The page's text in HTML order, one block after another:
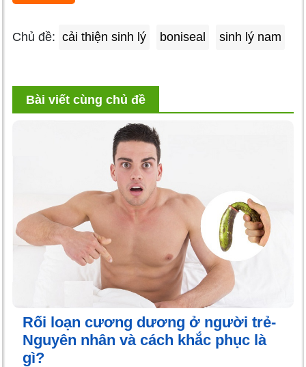
Chủ đề: cải thiện sinh lý boniseal sinh lý nam
Bài viết cùng chủ đề
Rối loạn cương dương ở người trẻ-
Nguyên nhân và cách khắc phục là
gì?